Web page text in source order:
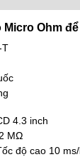
Micro Ohm
T
4.3 inch
MΩ
độ cao 10